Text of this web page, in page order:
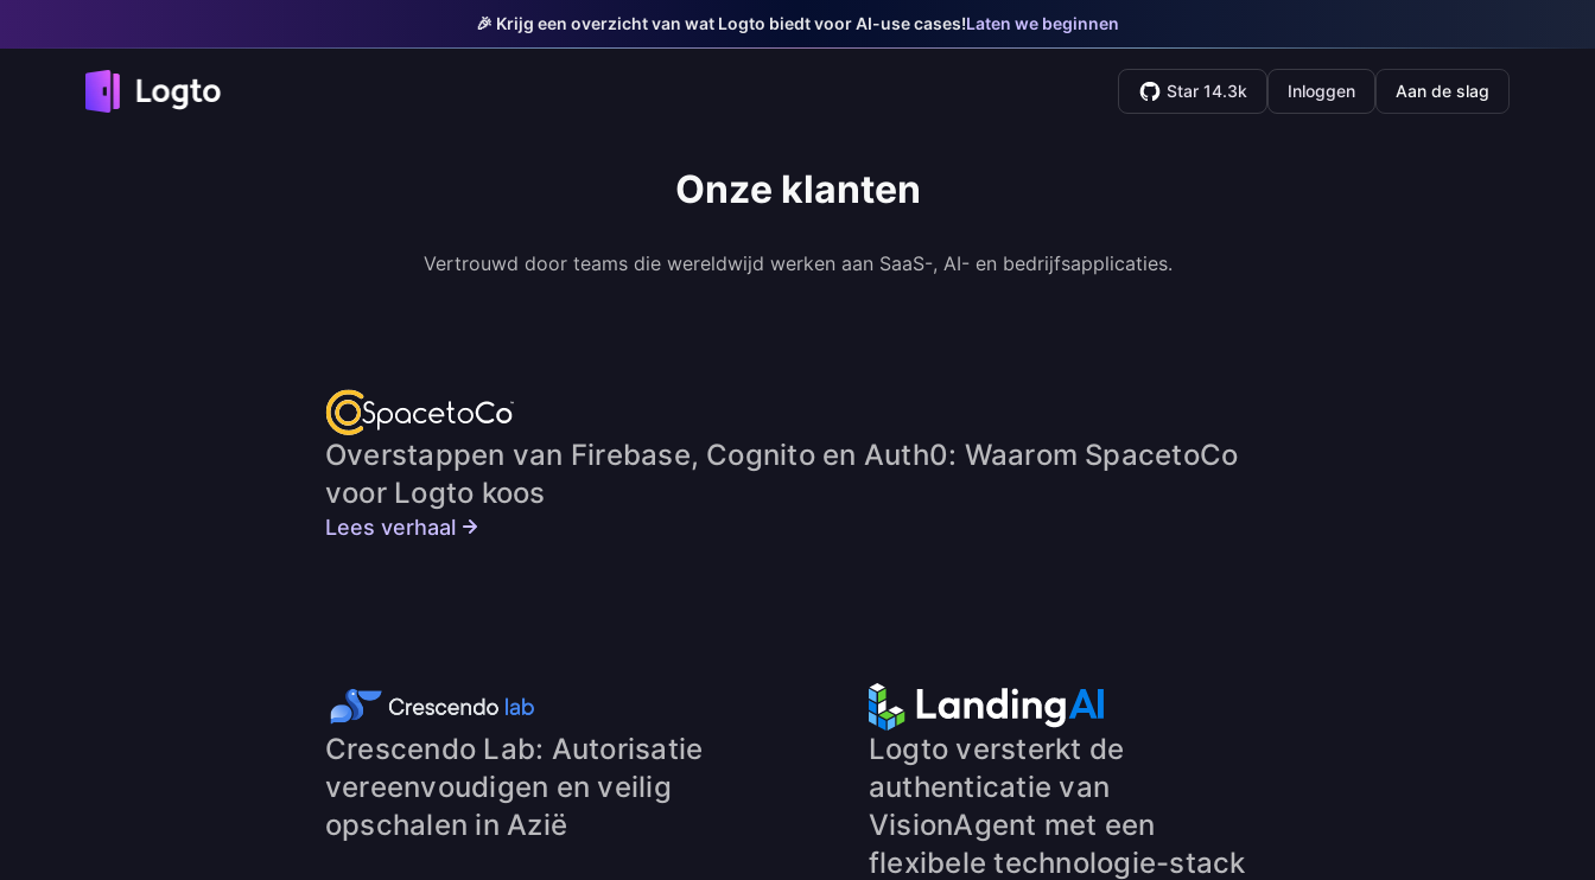
🎉 Krijg een overzicht van wat Logto biedt voor AI-use cases!Laten we beginnen
Star 14.3k Inloggen Aan de slag
Onze klanten
Vertrouwd door teams die wereldwijd werken aan SaaS-, AI- en bedrijfsapplicaties.
Overstappen van Firebase, Cognito en Auth0: Waarom SpacetoCo
voor Logto koos
Lees verhaal
Crescendo Lab: Autorisatie
vereenvoudigen en veilig
opschalen in Azië
Logto versterkt de
authenticatie van
VisionAgent met een
flexibele technologie-stack